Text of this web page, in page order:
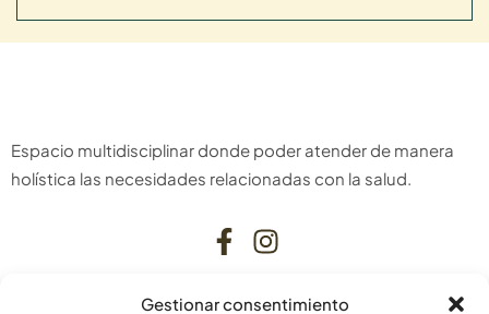
Gestionar consentimiento
Espacio multidisciplinar donde poder atender de manera
holística las necesidades relacionadas con la salud.